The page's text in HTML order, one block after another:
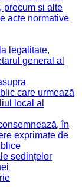
precum si alte
acte normative
legalitate,
general al
care urmează
local al
în
exprimate de
ședințelor